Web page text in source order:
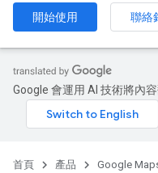
開始使用 聯絡
Google 會運用 AI 技術將內
首頁 產品 Google